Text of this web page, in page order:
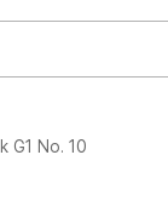
G1 No. 10